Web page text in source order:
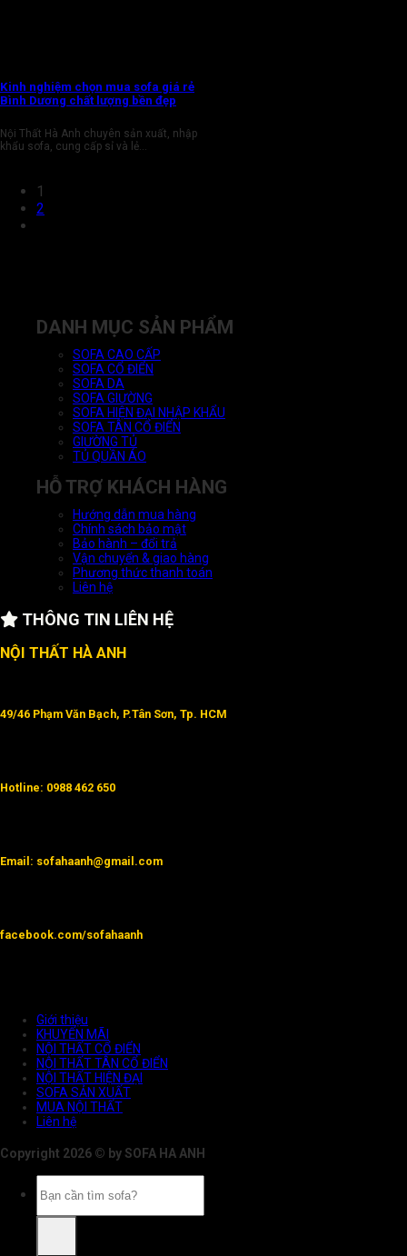
Kinh nghiệm chọn mua sofa giá rẻ
Bình Dương chất lượng bền đẹp
Nội Thất Hà Anh chuyên sản xuất, nhập
khẩu sofa, cung cấp sỉ và lẻ...
1
2
DANH MỤC SẢN PHẨM
SOFA CAO CẤP
SOFA CỔ ĐIỂN
SOFA DA
SOFA GIƯỜNG
SOFA HIỆN ĐẠI NHẬP KHẨU
SOFA TÂN CỔ ĐIỂN
GIƯỜNG TỦ
TỦ QUẦN ÁO
HỖ TRỢ KHÁCH HÀNG
Hướng dẫn mua hàng
Chính sách bảo mật
Bảo hành – đổi trả
Vận chuyển & giao hàng
Phương thức thanh toán
Liên hệ
THÔNG TIN LIÊN HỆ
NỘI THẤT HÀ ANH
49/46 Phạm Văn Bạch, P.Tân Sơn, Tp. HCM
Hotline: 0988 462 650
Email: sofahaanh@gmail.com
facebook.com/sofahaanh
Giới thiệu
KHUYẾN MÃI
NỘI THẤT CỔ ĐIỂN
NỘI THẤT TÂN CỔ ĐIỂN
NỘI THẤT HIỆN ĐẠI
SOFA SẢN XUẤT
MUA NỘI THẤT
Liên hệ
Copyright 2026 © by SOFA HA ANH
kiếm: